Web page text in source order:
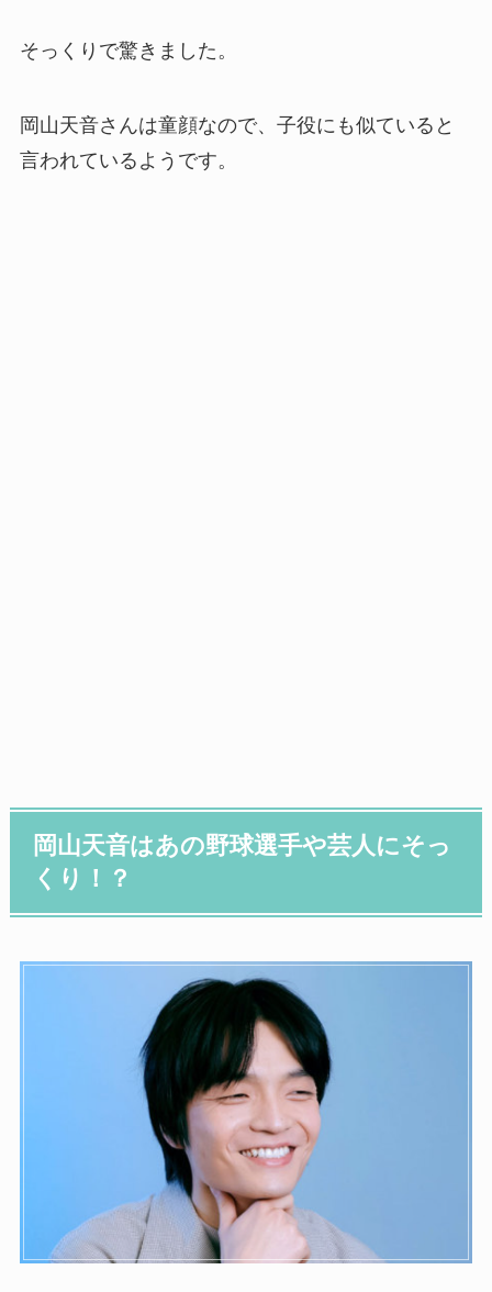
そっくりで驚きました。
岡山天音さんは童顔なので、子役にも似ていると
言われているようです。
岡山天音はあの野球選手や芸人にそっ
くり！？